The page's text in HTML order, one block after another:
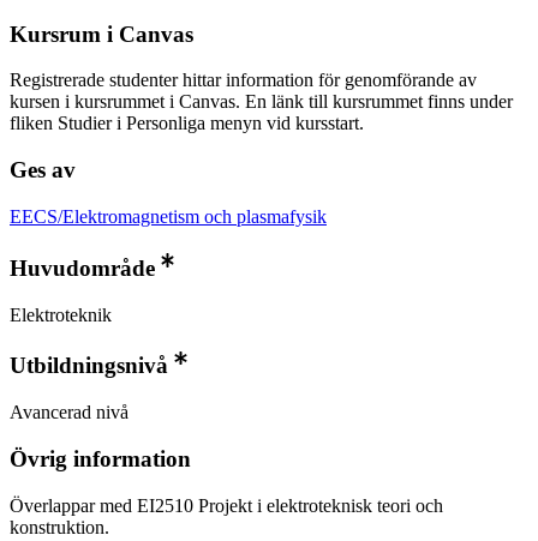
Kursrum i Canvas
Registrerade studenter hittar information för genomförande av
kursen i kursrummet i Canvas. En länk till kursrummet finns under
fliken Studier i Personliga menyn vid kursstart.
Ges av
EECS/Elektromagnetism och plasmafysik
Huvudområde
Elektroteknik
Utbildningsnivå
Avancerad nivå
Övrig information
Överlappar med EI2510 Projekt i elektroteknisk teori och
konstruktion.